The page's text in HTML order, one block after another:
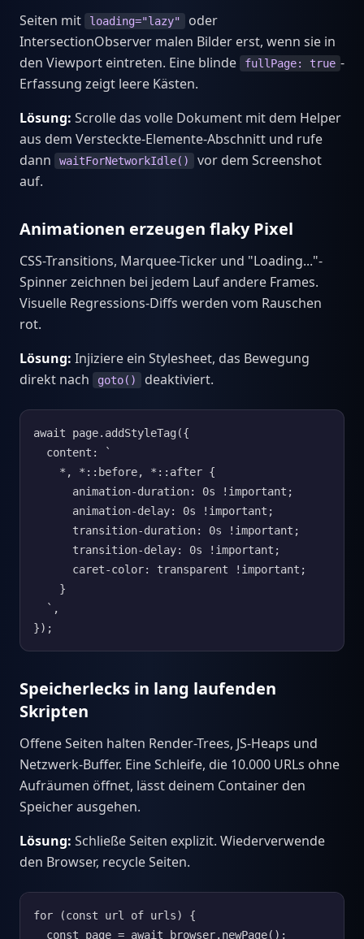
Seiten mit loading="lazy"
oder
IntersectionObserver malen Bilder erst, wenn sie in
den Viewport eintreten. Eine blinde
fullPage: true -
Erfassung zeigt leere Kästen.
Lösung: Scrolle das volle Dokument mit dem Helper
aus dem Versteckte-Elemente-Abschnitt und rufe
dann
waitForNetworkIdle()
vor dem Screenshot
auf.
Animationen erzeugen flaky Pixel
CSS-Transitions, Marquee-Ticker und "Loading..."-
Spinner zeichnen bei jedem Lauf andere Frames.
Visuelle Regressions-Diffs werden vom Rauschen
rot.
Lösung: Injiziere ein Stylesheet, das Bewegung
direkt nach
goto() deaktiviert.
await page.addStyleTag({
  content: `
    *, *::before, *::after {
      animation-duration: 0s !important;
      animation-delay: 0s !important;
      transition-duration: 0s !important;
      transition-delay: 0s !important;
      caret-color: transparent !important;
    }
  `,
});
Speicherlecks in lang laufenden
Skripten
Offene Seiten halten Render-Trees, JS-Heaps und
Netzwerk-Buffer. Eine Schleife, die 10.000 URLs ohne
Aufräumen öffnet, lässt deinem Container den
Speicher ausgehen.
Lösung: Schließe Seiten explizit. Wiederverwende
den Browser, recycle Seiten.
for (const url of urls) {
  const page = await browser.newPage();